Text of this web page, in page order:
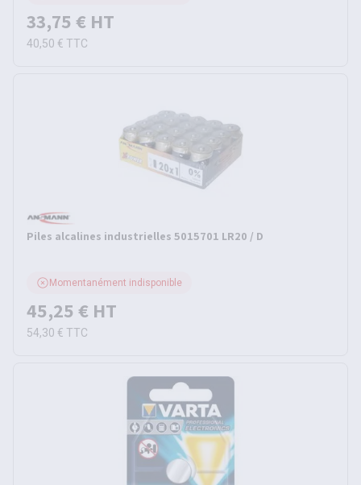
33,75 € HT
40,50 € TTC
Piles alcalines industrielles 5015701 LR20 / D
Momentanément indisponible
45,25 € HT
54,30 € TTC